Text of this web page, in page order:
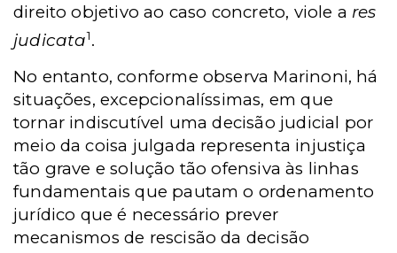
direito objetivo ao caso concreto, viole a res
judicata1.
No entanto, conforme observa Marinoni, há
situações, excepcionalíssimas, em que
tornar indiscutível uma decisão judicial por
meio da coisa julgada representa injustiça
tão grave e solução tão ofensiva às linhas
fundamentais que pautam o ordenamento
jurídico que é necessário prever
mecanismos de rescisão da decisão